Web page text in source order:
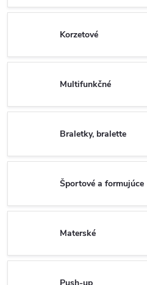
Korzetové
Multifunkčné
Braletky, bralette
Športové a formujúce
Materské
Push-up